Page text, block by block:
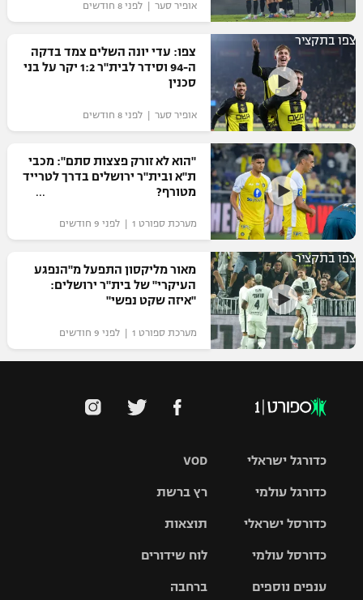
אופיר סער | לפני 8 חודשים
צפו בתקציר
צפו: עדי יונה השלים צמד בדקה
ה-94 וסידר לבית"ר 1:2 יקר על בני
סכנין
אופיר סער | לפני 8 חודשים
"הוא לא זורק פצצות סתם": מכבי
ת"א ובית"ר ירושלים בדרך לטרייד
מטורף?
מערכת ספורט 1 | לפני 9 חודשים
צפו בתקציר
מאור מליקסון התפעל מ"הנפגע
העיקרי" של בית"ר ירושלים:
"איזה שקט נפשי"
מערכת ספורט 1 | לפני 9 חודשים
VOD
רץ ברשת
תוצאות
לוח שידורים
ברחבה
כדורגל ישראלי
גביע הטוטו
כדורגל עולמי
האלופות
ליגה
כדורסל ישראלי
סל
כדורסל עולמי
ענפים נוספים